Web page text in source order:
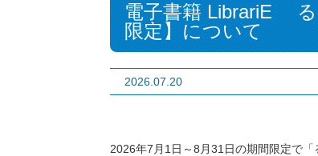
電子書籍 LibrariE る
限定】について
2026.07.20
2026年7月1日～8月31日の期間限定で